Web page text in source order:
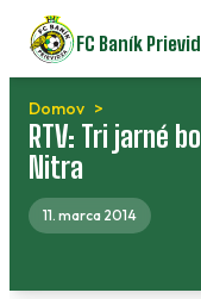
Preskočiť
na
obsah
FC Baník
Domov
RTV: Tri jarné
Nitra
11. marca 2014